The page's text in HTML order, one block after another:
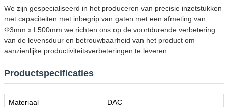
We zijn gespecialiseerd in het produceren van precisie inzetstukken
met capaciteiten met inbegrip van gaten met een afmeting van
Φ3mm x L500mm.we richten ons op de voortdurende verbetering
van de levensduur en betrouwbaarheid van het product om
aanzienlijke productiviteitsverbeteringen te leveren.
Productspecificaties
Materiaal DAC